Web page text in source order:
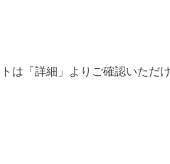
は「詳細」よりご確認いただ